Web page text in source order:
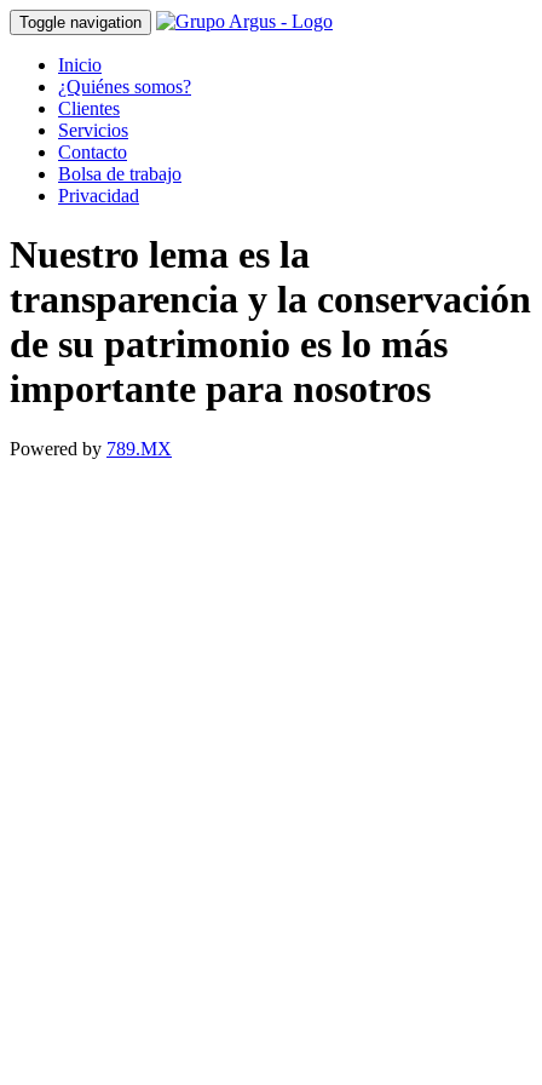
Toggle navigation
Inicio
¿Quiénes somos?
Clientes
Servicios
Contacto
Bolsa de trabajo
Privacidad
Nuestro lema es la
transparencia y la conservación
de su patrimonio es lo más
importante para nosotros
Powered by 789.MX